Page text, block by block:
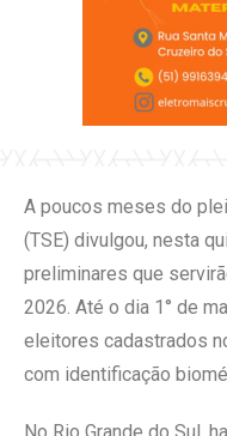
A poucos meses do
(TSE) divulgou, nesta
preliminares que
2026. Até o dia 1° de
eleitores cadastrados
com identificação
No Rio Grande do Sul,